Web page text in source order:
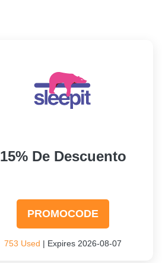
15% De Descuento
PROMOCODE
753 Used | Expires 2026-08-07